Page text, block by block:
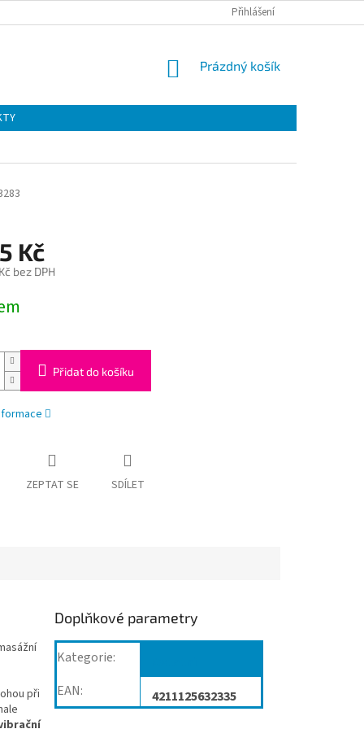
Přihlášení
NÁKUPNÍ
Prázdný košík
Kč
bez DPH
Přidat do košíku
ZEPTAT SE SDÍLET
při
Doplňkové parametry
Kategorie:
EAN: 4211125632335